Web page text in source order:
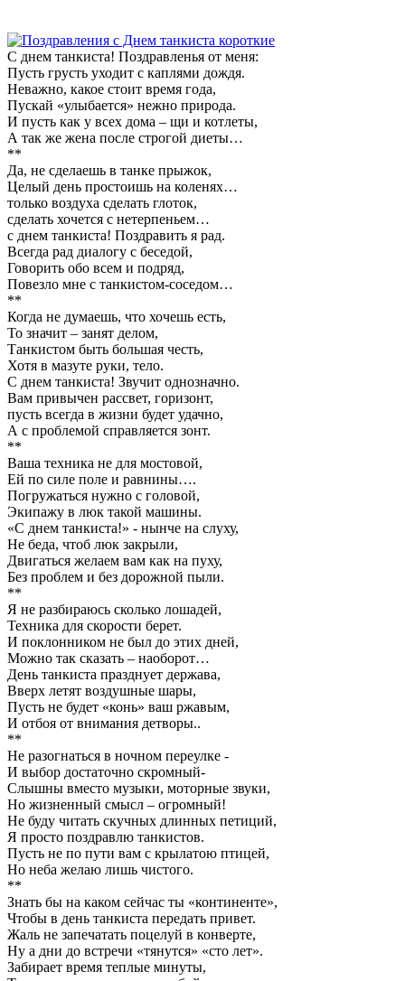
С днем танкиста! Поздравленья от меня:
Пусть грусть уходит с каплями дождя.
Неважно, какое стоит время года,
Пускай «улыбается» нежно природа.
И пусть как у всех дома – щи и котлеты,
А так же жена после строгой диеты…
**
Да, не сделаешь в танке прыжок,
Целый день простоишь на коленях…
только воздуха сделать глоток,
сделать хочется с нетерпеньем…
с днем танкиста! Поздравить я рад.
Всегда рад диалогу с беседой,
Говорить обо всем и подряд,
Повезло мне с танкистом-соседом…
**
Когда не думаешь, что хочешь есть,
То значит – занят делом,
Танкистом быть большая честь,
Хотя в мазуте руки, тело.
С днем танкиста! Звучит однозначно.
Вам привычен рассвет, горизонт,
пусть всегда в жизни будет удачно,
А с проблемой справляется зонт.
**
Ваша техника не для мостовой,
Ей по силе поле и равнины….
Погружаться нужно с головой,
Экипажу в люк такой машины.
«С днем танкиста!» - нынче на слуху,
Не беда, чтоб люк закрыли,
Двигаться желаем вам как на пуху,
Без проблем и без дорожной пыли.
**
Я не разбираюсь сколько лошадей,
Техника для скорости берет.
И поклонником не был до этих дней,
Можно так сказать – наоборот…
День танкиста празднует держава,
Вверх летят воздушные шары,
Пусть не будет «конь» ваш ржавым,
И отбоя от внимания детворы..
**
Не разогнаться в ночном переулке -
И выбор достаточно скромный-
Слышны вместо музыки, моторные звуки,
Но жизненный смысл – огромный!
Не буду читать скучных длинных петиций,
Я просто поздравлю танкистов.
Пусть не по пути вам с крылатою птицей,
Но неба желаю лишь чистого.
**
Знать бы на каком сейчас ты «континенте»,
Чтобы в день танкиста передать привет.
Жаль не запечатать поцелуй в конверте,
Ну а дни до встречи «тянутся» «сто лет».
Забирает время теплые минуты,